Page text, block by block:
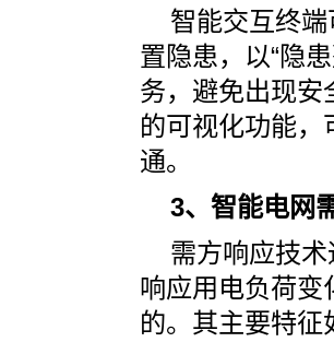
智能交互终
置隐患，以“隐
务，避免出现安
的可视化功能
通。
3、智能电网
需方响应技
响应用电负荷变
的。其主要特